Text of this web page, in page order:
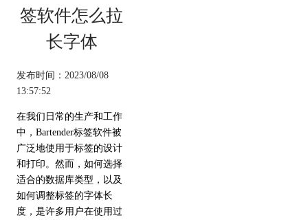
签软件怎么拉
长字体
发布时间：2023/08/08
13:57:52
在我们日常的生产和工作
中，Bartender标签软件被
广泛地使用于标签的设计
和打印。然而，如何选择
适合的数据库类型，以及
如何调整标签的字体长
度，是许多用户在使用过